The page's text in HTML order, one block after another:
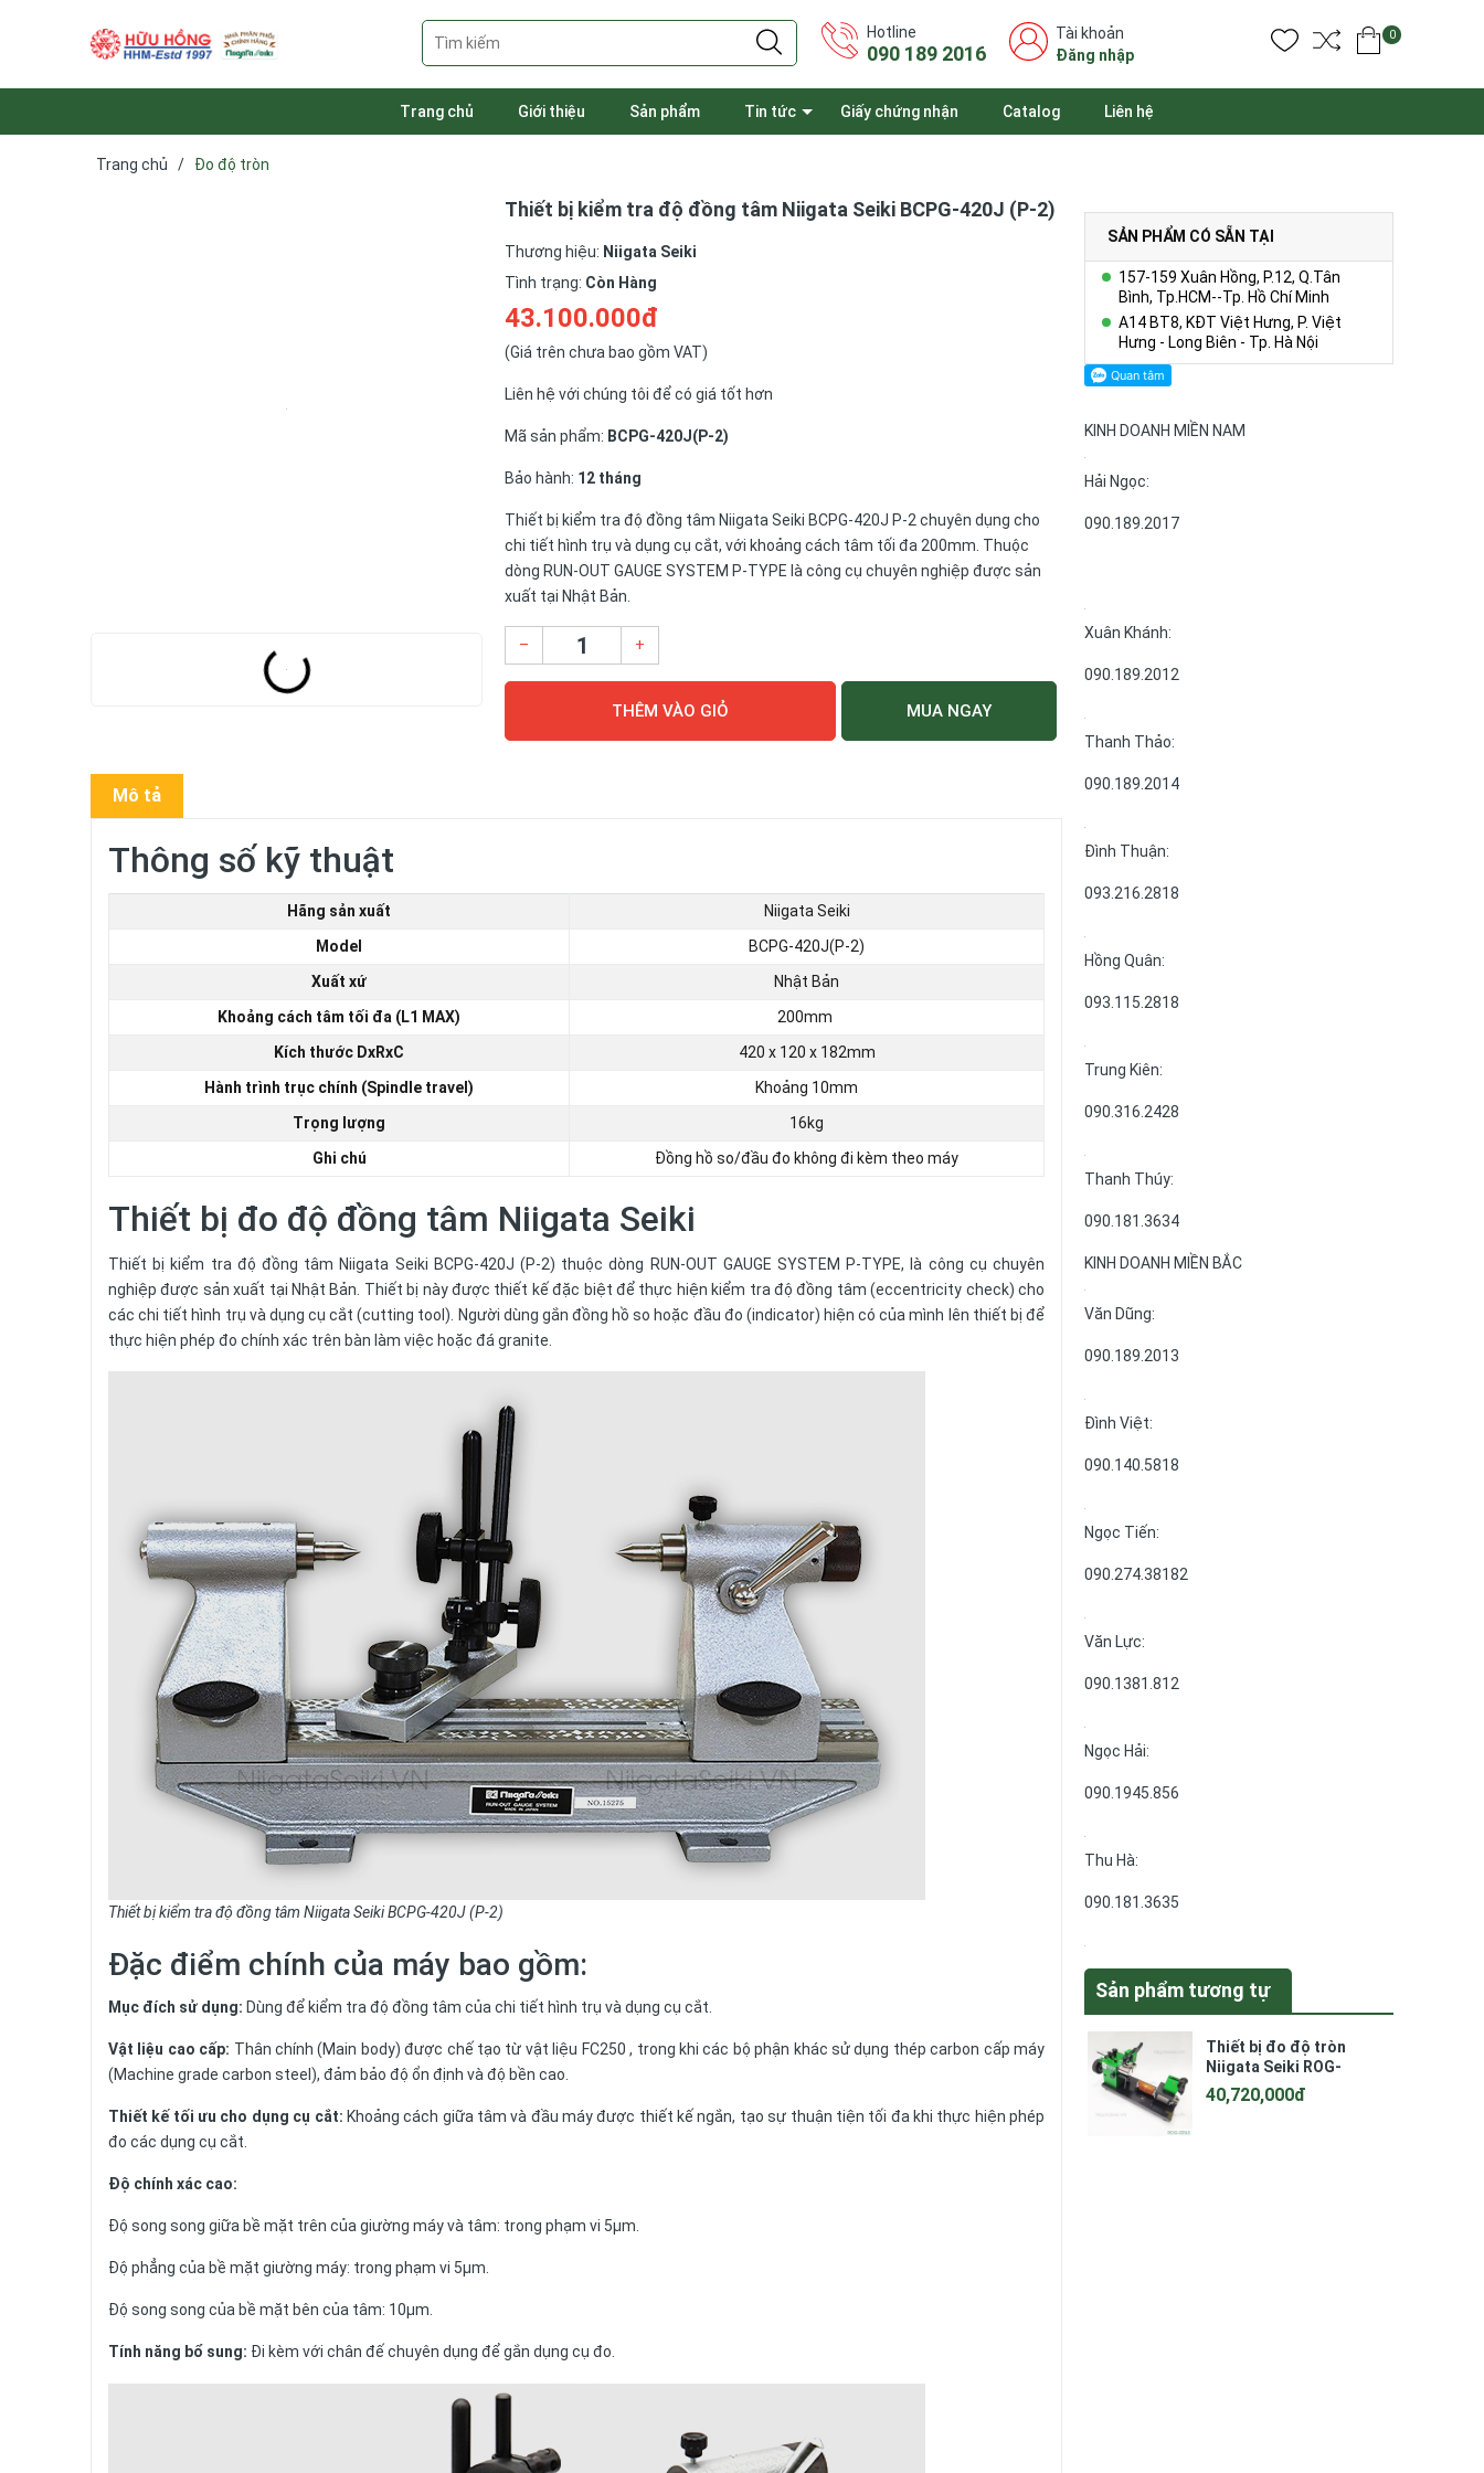
Hotline
090 189 2016
Tài khoản
Đăng nhập
0
Trang chủ Giới thiệu Sản phẩm Tin tức Giấy chứng nhận Catalog Liên hệ
Trang chủ / Đo độ tròn
Thiết bị kiểm tra độ đồng tâm Niigata Seiki BCPG-420J (P-2)
Thương hiệu: Niigata Seiki
Tình trạng: Còn Hàng
43.100.000đ
(Giá trên chưa bao gồm VAT)
Liên hệ với chúng tôi để có giá tốt hơn
Mã sản phẩm: BCPG-420J(P-2)
Bảo hành: 12 tháng
Thiết bị kiểm tra độ đồng tâm Niigata Seiki BCPG-420J P-2 chuyên dụng cho
chi tiết hình trụ và dụng cụ cắt, với khoảng cách tâm tối đa 200mm. Thuộc
dòng RUN-OUT GAUGE SYSTEM P-TYPE là công cụ chuyên nghiệp được sản
xuất tại Nhật Bản.
– +
THÊM VÀO GIỎ MUA NGAY
Mô tả
Thông số kỹ thuật
Hãng sản xuất
Niigata Seiki
Model
BCPG-420J(P-2)
Xuất xứ
Nhật Bản
Khoảng cách tâm tối đa (L1 MAX)
200mm
Kích thước DxRxC
420 x 120 x 182mm
Hành trình trục chính (Spindle travel)
Khoảng 10mm
Trọng lượng
16kg
Ghi chú
Đồng hồ so/đầu đo không đi kèm theo máy
Thiết bị đo độ đồng tâm Niigata Seiki
Thiết bị kiểm tra độ đồng tâm Niigata Seiki BCPG-420J (P-2) thuộc dòng RUN-OUT GAUGE SYSTEM P-TYPE, là công cụ chuyên
nghiệp được sản xuất tại Nhật Bản. Thiết bị này được thiết kế đặc biệt để thực hiện kiểm tra độ đồng tâm (eccentricity check) cho
các chi tiết hình trụ và dụng cụ cắt (cutting tool). Người dùng gắn đồng hồ so hoặc đầu đo (indicator) hiện có của mình lên thiết bị để
thực hiện phép đo chính xác trên bàn làm việc hoặc đá granite.
Thiết bị kiểm tra độ đồng tâm Niigata Seiki BCPG-420J (P-2)
Đặc điểm chính của máy bao gồm:
Mục đích sử dụng: Dùng để kiểm tra độ đồng tâm của chi tiết hình trụ và dụng cụ cắt
Vật liệu cao cấp: Thân chính (Main body) được chế tạo từ vật liệu FC250 , trong khi các bộ phận khác sử dụng thép carbon cấp máy
(Machine grade carbon steel), đảm bảo độ ổn định và độ bền cao.
Thiết kế tối ưu cho dụng cụ cắt: Khoảng cách giữa tâm và đầu máy được thiết kế ngắn, tạo sự thuận tiện tối đa khi thực hiện phép
đo các dụng cụ cắt.
Độ chính xác cao:
Độ song song giữa bề mặt trên của giường máy và tâm: trong phạm vi 5µm.
Độ phẳng của bề mặt giường máy: trong phạm vi 5µm.
Độ song song của bề mặt bên của tâm: 10μm.
Tính năng bổ sung: Đi kèm với chân đế chuyên dụng để gắn dụng cụ đo
SẢN PHẨM CÓ SẴN TẠI
157-159 Xuân Hồng, P.12, Q.Tân
Bình, Tp.HCM--Tp. Hồ Chí Minh
A14 BT8, KĐT Việt Hưng, P. Việt
Hưng - Long Biên - Tp. Hà Nội
KINH DOANH MIỀN NAM
Hải Ngọc:
090.189.2017
Xuân Khánh:
090.189.2012
Thanh Thảo:
090.189.2014
Đình Thuận:
093.216.2818
Hồng Quân:
093.115.2818
Trung Kiên:
090.316.2428
Thanh Thúy:
090.181.3634
KINH DOANH MIỀN BẮC
Văn Dũng:
090.189.2013
Đình Việt:
090.140.5818
Ngọc Tiến:
090.274.38182
Văn Lực:
090.1381.812
Ngọc Hải:
090.1945.856
Thu Hà:
090.181.3635
Sản phẩm tương tự
Thiết bị đo độ tròn
Niigata Seiki ROG-
223LS (Linear Carrier)
40,720,000đ